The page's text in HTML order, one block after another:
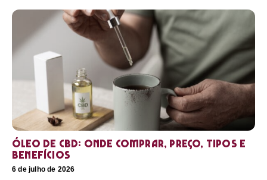
Óleo de CBD: Onde comprar, preço, tipos e
benefícios
6 de julho de 2026